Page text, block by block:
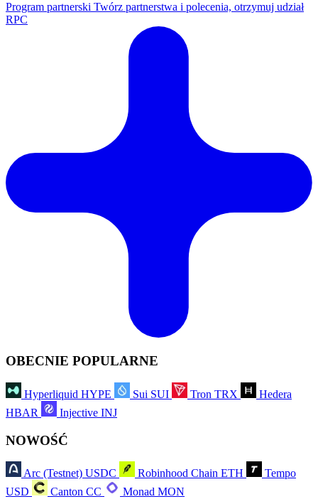
Program partnerski Twórz partnerstwa i polecenia, otrzymuj udział
RPC
OBECNIE POPULARNE
Hyperliquid HYPE Sui SUI Tron TRX
Hedera
HBAR
Injective INJ
NOWOŚĆ
Arc (Testnet) USDC Robinhood Chain ETH
Tempo
USD
Canton CC Monad MON